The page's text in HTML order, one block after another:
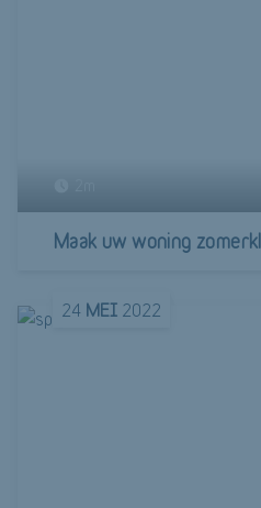
Maak uw woning
24 MEI 2022